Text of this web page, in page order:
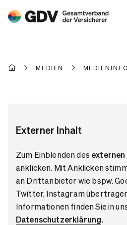
MEDIEN
Externer Inhalt
Zum Einblenden des externen
anklicken. Mit Anklicken
an Drittanbieter wie bspw.
Twitter, Instagram
Informationen finden Sie in
Datenschutzerklärung.